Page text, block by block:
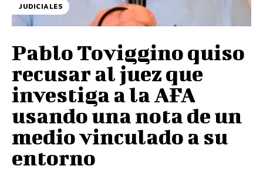
JUDICIALES
Pablo Toviggino quiso
recusar al juez que
investiga a la AFA
usando una nota de un
medio vinculado a su
entorno